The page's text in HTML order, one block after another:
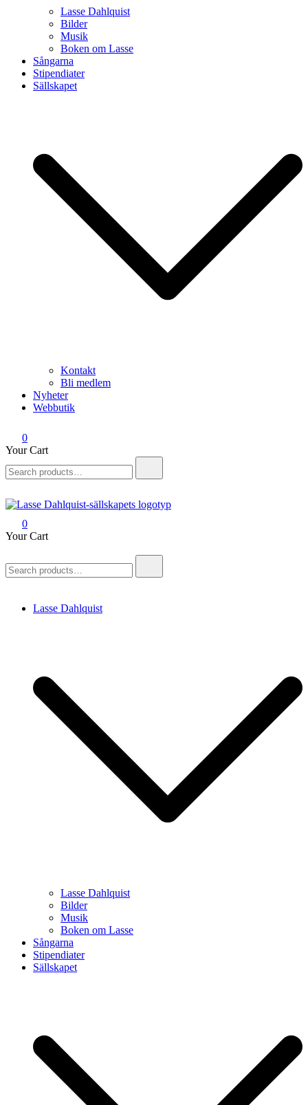
Lasse Dahlquist
Bilder
Musik
Boken om Lasse
Sångarna
Stipendiater
Sällskapet
Kontakt
Bli medlem
Nyheter
Webbutik
0
Your Cart
for:
Lasse Dahlquist-sällskapet
Allt om Lasse Dahlquist – kompositör, musiker, artist, kåsör och
skådespelare
0
Your Cart
for:
Lasse Dahlquist
Lasse Dahlquist
Bilder
Musik
Boken om Lasse
Sångarna
Stipendiater
Sällskapet